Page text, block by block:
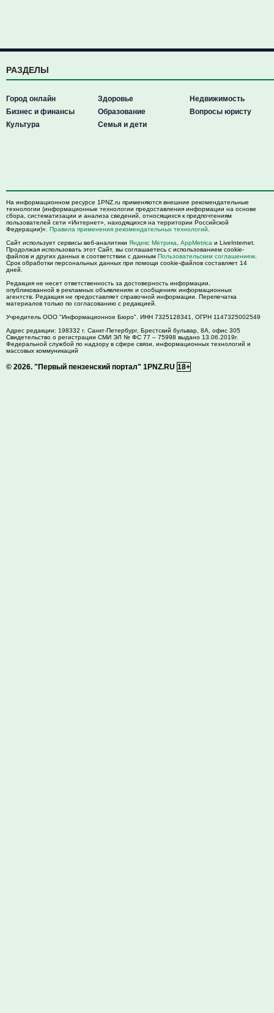
РАЗДЕЛЫ
Город онлайн
Бизнес и финансы
Культура
Здоровье
Образование
Семья и дети
Недвижимость
Вопросы юристу
На информационном ресурсе 1PNZ.ru применяются внешние рекомендательные
технологии (информационные технологии предоставления информации на основе
сбора, систематизации и анализа сведений, относящихся к предпочтениям
пользователей сети «Интернет», находящихся на территории Российской
Федерации)». Правила применения рекомендательных технологий
Сайт использует сервисы веб-аналитики Яндекс Метрика AppMetrica и LiveInternet.
Продолжая использовать этот Сайт, вы соглашаетесь с использованием cookie-
файлов и других данных в соответствии с данным Пользовательским соглашением
Срок обработки персональных данных при помощи cookie-файлов составляет 14
дней.
Редакция не несет ответственность за достоверность информации,
опубликованной в рекламных объявлениях и сообщениях информационных
агентств. Редакция не предоставляет справочной информации. Перепечатка
материалов только по согласованию с редакцией.
Учредитель ООО "Информационное Бюро". ИНН 7325128341, ОГРН 1147325002549
Адрес редакции: 198332 г. Санкт-Петербург, Брестский бульвар, 8А, офис 305
Свидетельство о регистрации СМИ ЭЛ № ФС 77 – 75998 выдано 13.06.2019г.
Федеральной службой по надзору в сфере связи, информационных технологий и
массовых коммуникаций
© 2026. "Первый пензенский портал" 1PNZ.RU 18+